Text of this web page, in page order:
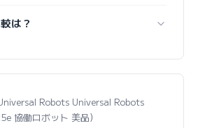
は？
Universal Robots Universal Robots
協働ロボット 美品）